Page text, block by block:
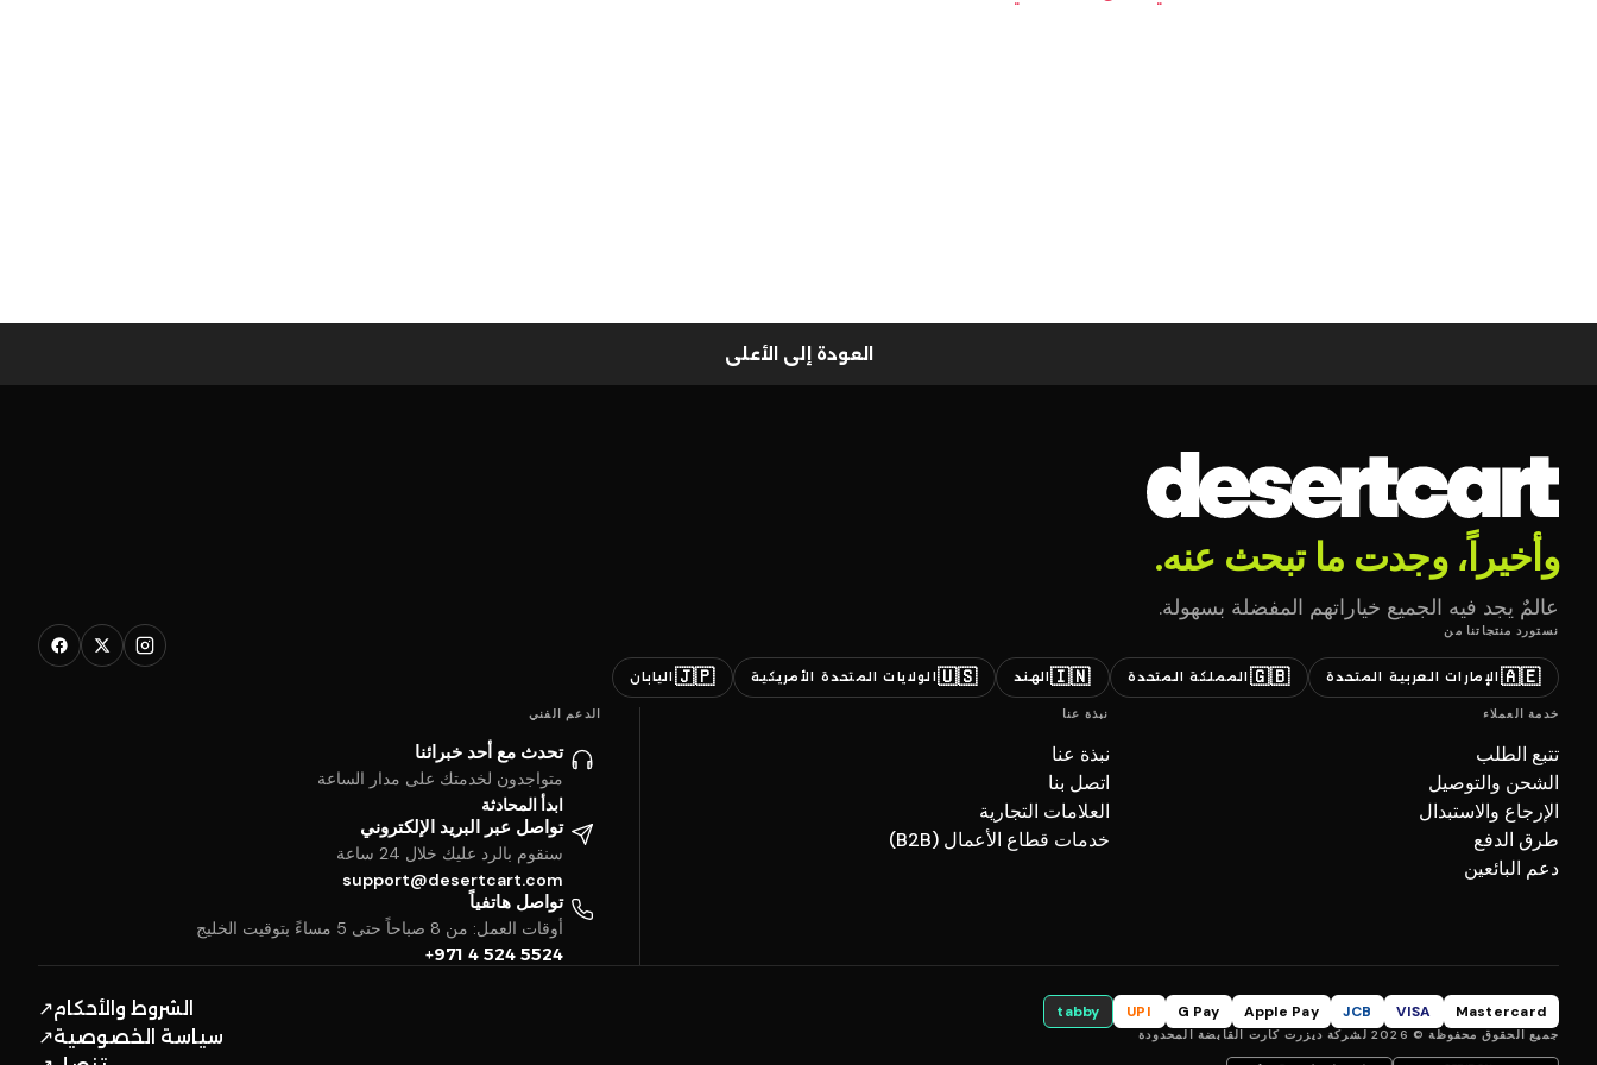
العودة إلى الأعلى
وأخيراً، وجدت ما تبحث عنه.
عالمٌ يجد فيه الجميع خياراتهم المفضلة بسهولة.
نستورد منتجاتنا من
🇦🇪 الإمارات العربية المتحدة 🇬🇧 المملكة المتحدة 🇮🇳الهند 🇺🇸الولايات المتحدة الأمريكية 🇯🇵 اليابان
خدمة العملاء
تتبع الطلب
الشحن والتوصيل
الإرجاع والاستبدال
طرق الدفع
دعم البائعين
نبذة عنا
نبذة عنا
اتصل بنا
العلامات التجارية
خدمات قطاع الأعمال (B2B)
الدعم الفني
تحدث مع أحد خبرائنا
متواجدون لخدمتك على مدار الساعة
ابدأ المحادثة
تواصل عبر البريد الإلكتروني
سنقوم بالرد عليك خلال 24 ساعة
support@desertcart.com
تواصل هاتفياً
أوقات العمل: من 8 صباحاً حتى 5 مساءً بتوقيت الخليج
+971 4 524 5524
Mastercard
VISA
JCB
Apple Pay
G Pay
UPI
tabby
جميع الحقوق محفوظة © 2026 لشركة ديزرت كارت القابضة المحدودة
الشروط والأحكام↗
سياسة الخصوصية↗